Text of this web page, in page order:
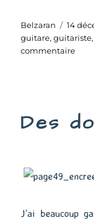
Auteur
Belzaran
Publié
le
14
guitare,guitariste,
commentairesur
Des
J’ai beaucoup